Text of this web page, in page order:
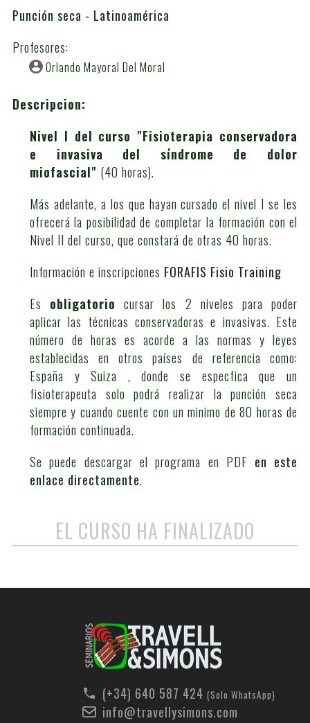
Punción seca - Latinoamérica
Profesores:
Orlando Mayoral Del Moral
Descripcion:
Nivel I del curso "Fisioterapia conservadora
e invasiva del síndrome de dolor
miofascial" (40 horas).
Más adelante, a los que hayan cursado el nivel I se les
ofrecerá la posibilidad de completar la formación con el
Nivel II del curso, que constará de otras 40 horas.
Información e inscripciones FORAFIS Fisio Training
Es obligatorio cursar los 2 niveles para poder
aplicar las técnicas conservadoras e invasivas. Este
número de horas es acorde a las normas y leyes
establecidas en otros países de referencia como:
España y Suiza , donde se especfica que un
fisioterapeuta solo podrá realizar la punción seca
siempre y cuando cuente con un minimo de 80 horas de
formación continuada.
Se puede descargar el programa en PDF en este
enlace directamente.
EL CURSO HA FINALIZADO
(+34) 640 587 424 (Solo WhatsApp)
info@travellysimons.com